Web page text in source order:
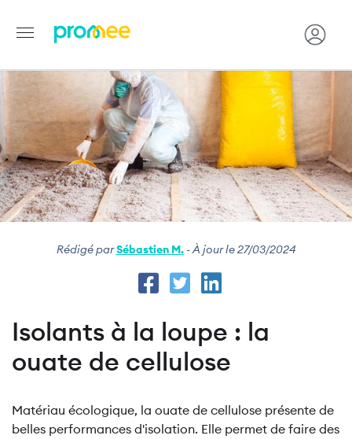
au
contenu
principal
Image
Rédigé parSébastien M.- À jour le 27/03/2024
Isolants à la loupe : la
ouate de cellulose
Matériau écologique, la ouate de cellulose présente de
belles performances d'isolation. Elle permet de faire des